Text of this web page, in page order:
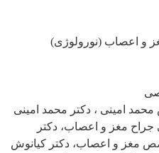
و اعصاب (نورولوژی)
محمد امینی ، دکتر محمد امینی
جراح مغز و اعصاب، دکتر
مغز و اعصاب، دکتر کیانوش